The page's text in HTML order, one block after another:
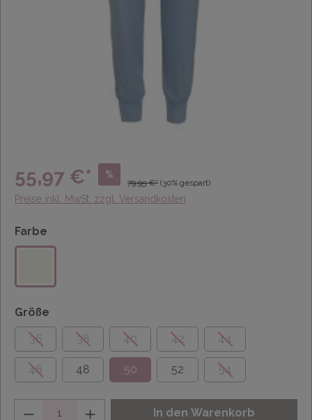
55,97 €* %
79,95 €* (30% gespart)
Preise inkl. MwSt. zzgl. Versandkosten
Farbe
Größe
36
38 40 42 44
46 48 50 52 54
In den Warenkorb